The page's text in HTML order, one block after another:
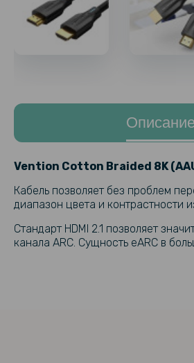
Описание
Vention Cotton Braided 8K
Кабель позволяет без проблем
диапазон цвета и контрастности
Стандарт HDMI 2.1 позволяет
канала ARC. Сущность eARC в